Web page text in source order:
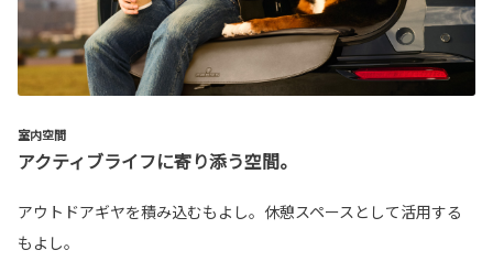
室内空間
アクティブライフに寄り添う空間。
アウトドアギヤを積み込むもよし。休憩スペースとして活用する
もよし。